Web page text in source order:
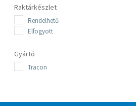
Raktárkészlet
Rendelhető
Elfogyott
Gyártó
Tracon